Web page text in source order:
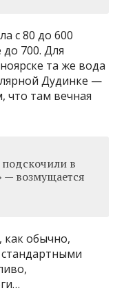
с 80 до 600
до 700. Для
та же вода
Дудинке —
что там вечная
в
— возмущается
как обычно,